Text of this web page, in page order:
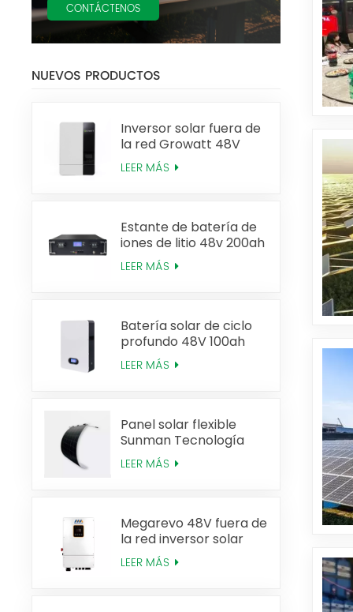
CONTÁCTENOS
NUEVOS PRODUCTOS
Inversor solar fuera de
la red Growatt 48V
3KW 5KW
LEER MÁS
Estante de batería de
iones de litio 48v 200ah
Lifepo4
LEER MÁS
Batería solar de ciclo
profundo 48V 100ah
Powerwall Lifepo4
LEER MÁS
Panel solar flexible
Sunman Tecnología
520W Alta eficiencia
LEER MÁS
Megarevo 48V fuera de
la red inversor solar
híbrido de fase dividida
versión estadounidense
LEER MÁS